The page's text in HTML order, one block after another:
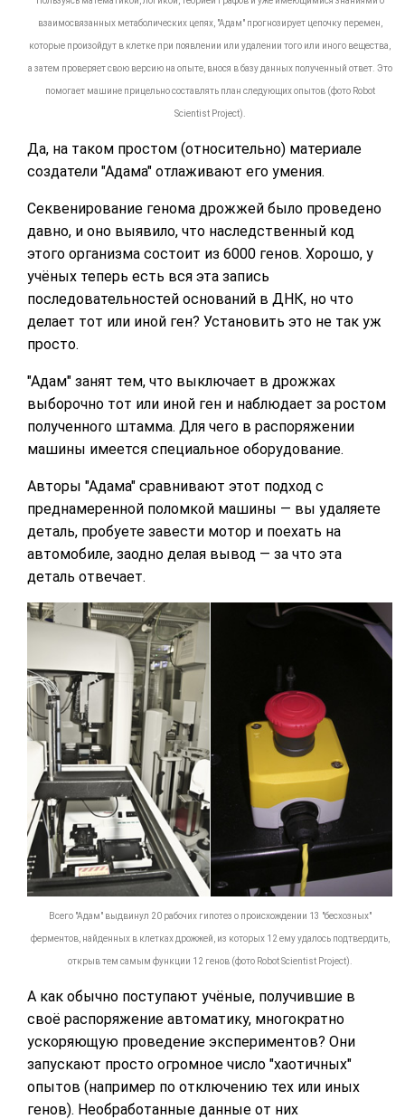
взаимосвязанных метаболических цепях, "Адам" прогнозирует цепочку перемен,
которые произойдут в клетке при появлении или удалении того или иного вещества,
а затем проверяет свою версию на опыте, внося в базу данных полученный ответ. Это
помогает машине прицельно составлять план следующих опытов (фото Robot
Scientist Project).
Да, на таком простом (относительно) материале
создатели "Адама" отлаживают его умения.
Секвенирование генома дрожжей было проведено
давно, и оно выявило, что наследственный код
этого организма состоит из 6000 генов. Хорошо, у
учёных теперь есть вся эта запись
последовательностей оснований в ДНК, но что
делает тот или иной ген? Установить это не так уж
просто.
"Адам" занят тем, что выключает в дрожжах
выборочно тот или иной ген и наблюдает за ростом
полученного штамма. Для чего в распоряжении
машины имеется специальное оборудование.
Авторы "Адама" сравнивают этот подход с
преднамеренной поломкой машины — вы удаляете
деталь, пробуете завести мотор и поехать на
автомобиле, заодно делая вывод — за что эта
деталь отвечает.
Всего "Адам" выдвинул 20 рабочих гипотез о происхождении 13 "бесхозных"
ферментов, найденных в клетках дрожжей, из которых 12 ему удалось подтвердить,
открыв тем самым функции 12 генов (фото Robot Scientist Project).
А как обычно поступают учёные, получившие в
своё распоряжение автоматику, многократно
ускоряющую проведение экспериментов? Они
запускают просто огромное число "хаотичных"
опытов (например по отключению тех или иных
генов). Необработанные данные от них